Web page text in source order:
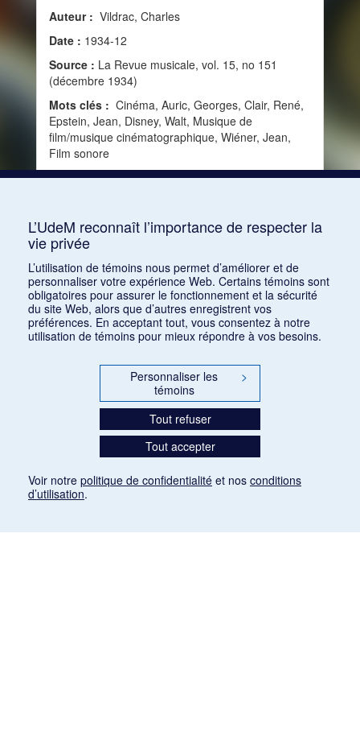
Auteur : Vildrac, Charles
Date : 1934-12
Source : La Revue musicale, vol. 15, no 151
(décembre 1934)
Mots clés : Cinéma, Auric, Georges, Clair, René,
Epstein, Jean, Disney, Walt, Musique de
film/musique cinématographique, Wiéner, Jean,
Film sonore
1 2
L’UdeM reconnaît l’importance de respecter la
vie privée
L’utilisation de témoins nous permet d’améliorer et de
personnaliser votre expérience Web. Certains témoins sont
obligatoires pour assurer le fonctionnement et la sécurité
du site Web, alors que d’autres enregistrent vos
préférences. En acceptant tout, vous consentez à notre
utilisation de témoins pour mieux répondre à vos besoins.
Personnaliser les
témoins
>
Tout refuser
Tout accepter
Voir notre politique de confidentialité et nos conditions
d’utilisation.